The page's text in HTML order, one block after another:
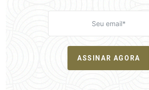
ASSINAR AGORA